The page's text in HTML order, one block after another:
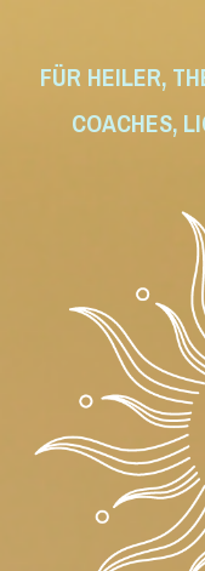
FÜR HEILER,
COACHES,